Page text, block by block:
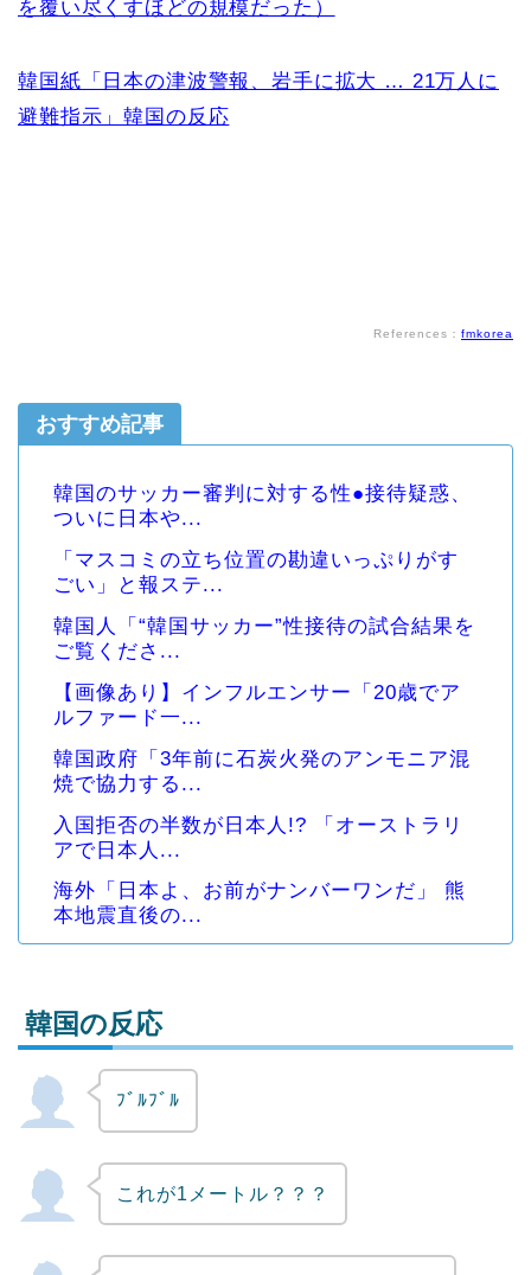
を覆い尽くすほどの規模だった）
韓国紙「日本の津波警報、岩手に拡大 … 21万人に
避難指示」韓国の反応
References： fmkorea
おすすめ記事
韓国のサッカー審判に対する性●接待疑惑、
ついに日本や...
「マスコミの立ち位置の勘違いっぷりがす
ごい」と報ステ...
韓国人「“韓国サッカー”性接待の試合結果を
ご覧くださ...
【画像あり】インフルエンサー「20歳でア
ルファード一...
韓国政府「3年前に石炭火発のアンモニア混
焼で協力する...
入国拒否の半数が日本人!? 「オーストラリ
アで日本人...
海外「日本よ、お前がナンバーワンだ」 熊
本地震直後の...
Powered by livedoor 相互RSS
韓国の反応
ﾌﾞﾙﾌﾞﾙ
これが1メートル？？？